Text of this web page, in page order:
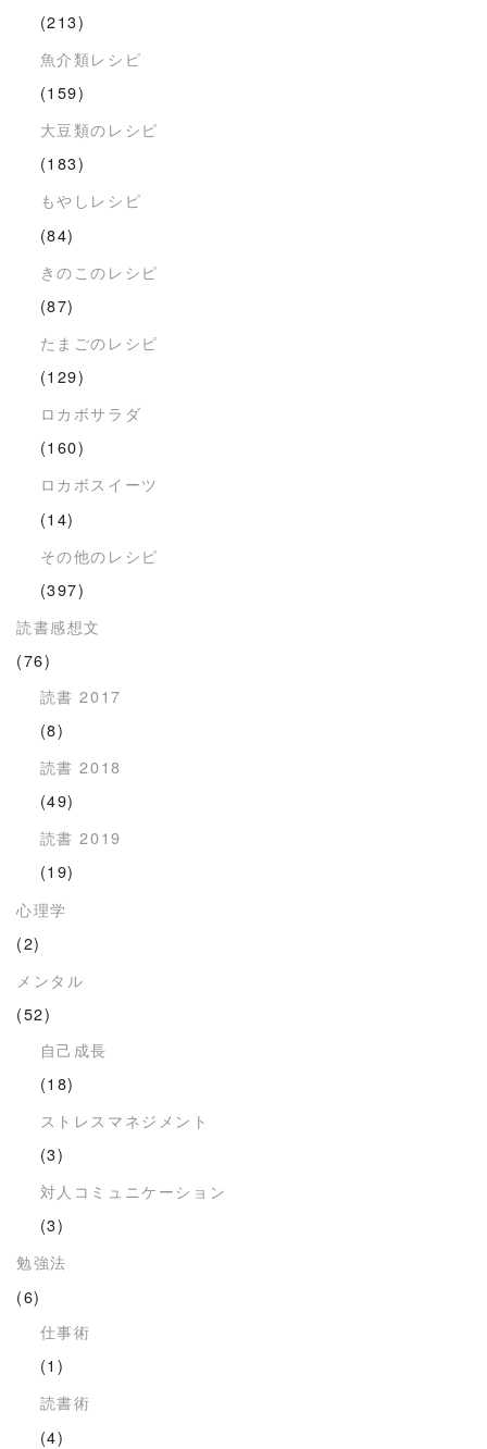
(213)
魚介類レシピ
(159)
大豆類のレシピ
(183)
もやしレシピ
(84)
きのこのレシピ
(87)
たまごのレシピ
(129)
ロカボサラダ
(160)
ロカボスイーツ
(14)
その他のレシピ
(397)
読書感想文
(76)
読書 2017
(8)
読書 2018
(49)
読書 2019
(19)
心理学
(2)
メンタル
(52)
自己成長
(18)
ストレスマネジメント
(3)
対人コミュニケーション
(3)
勉強法
(6)
仕事術
(1)
読書術
(4)